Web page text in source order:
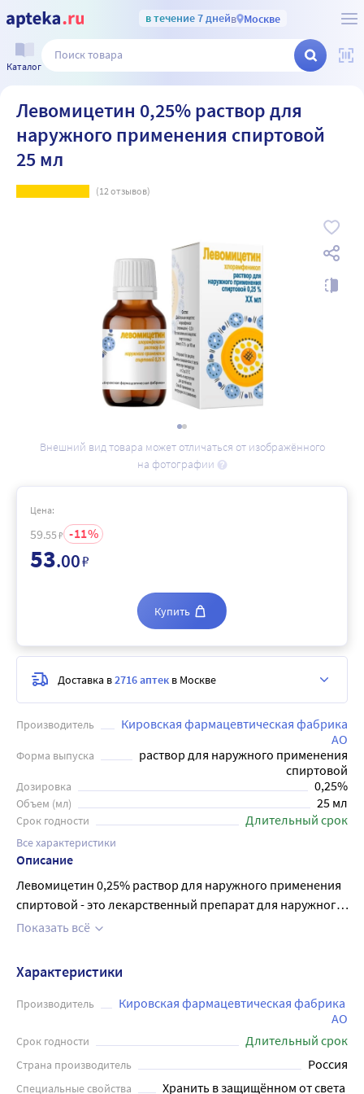
в течение 7 днейв Москве
Каталог
Левомицетин 0,25% раствор для
наружного применения спиртовой
25 мл
(12отзывов)
Внешний вид товара может отличаться от изображённого
на фотографии
Производитель
Кировская фармацевтическая фабрика
АО
Форма выпуска
раствор для наружного применения
спиртовой
Дозировка 0,25%
Объем (мл) 25 мл
Срок годности Длительный срок
Все характеристики
Описание
Левомицетин 0,25% раствор для наружного применения
спиртовой - это лекарственный препарат для наружного
применения . Действующим веществом препарата
спектра действия, обладающий высокой
антибактериальной активностью в отношении
возбудителей раневой инфекции и различных форм
способствует очищению и заживлению ожоговых ран и
трофических язв, ускоряет эпителизацию. Не
эффективен в отношении кислотоустойчивых бактерий,
Показать всё
Цена:
59.55 ₽ 11
53.00₽
Купить
Доставка в2716 аптек в Москве
Характеристики
Производитель
Кировская фармацевтическая фабрика
АО
Срок годности Длительный срок
Страна производитель Россия
Специальные свойства
Хранить в защищённом от света